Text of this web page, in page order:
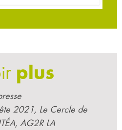
plus
2021, Le Cercle de
AG2R LA